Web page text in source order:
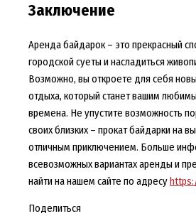
Заключение
Аренда байдарок – это прекрасный
городской суеты и насладиться
Возможно, вы откроете для себя
отдыха, который станет вашим
времена. Не упустите возможность
своих близких – прокат байдарки на
отличным приключением. Больше
всевозможных вариантах аренды и
найти на нашем сайте по адресу
Поделиться